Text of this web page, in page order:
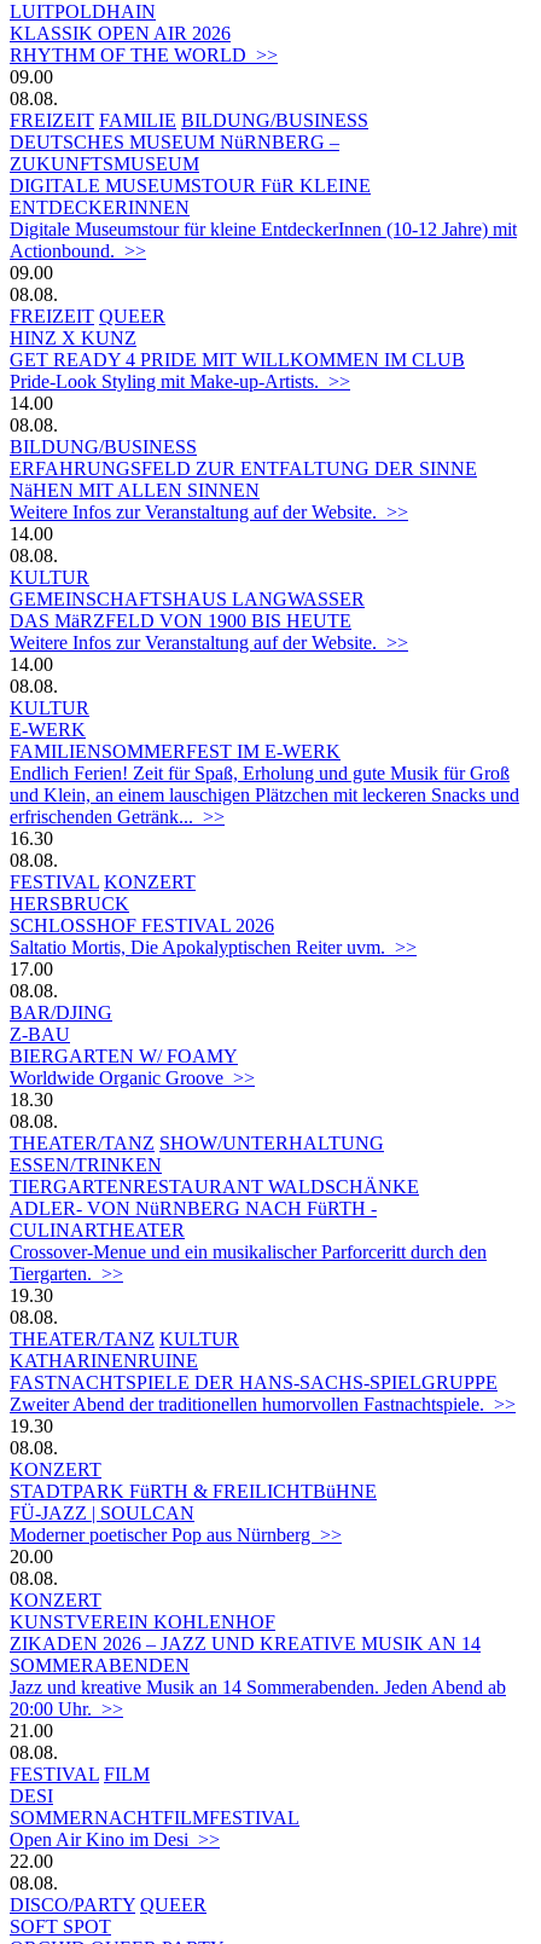
LUITPOLDHAIN
KLASSIK OPEN AIR 2026
RHYTHM OF THE WORLD >>
09.00
08.08.
FREIZEIT FAMILIE BILDUNG/BUSINESS
DEUTSCHES MUSEUM NüRNBERG –
ZUKUNFTSMUSEUM
DIGITALE MUSEUMSTOUR FüR KLEINE
ENTDECKERINNEN
Digitale Museumstour für kleine EntdeckerInnen (10-12 Jahre) mit
Actionbound. >>
09.00
08.08.
FREIZEIT QUEER
HINZ X KUNZ
GET READY 4 PRIDE MIT WILLKOMMEN IM CLUB
Pride-Look Styling mit Make-up-Artists. >>
14.00
08.08.
BILDUNG/BUSINESS
ERFAHRUNGSFELD ZUR ENTFALTUNG DER SINNE
NäHEN MIT ALLEN SINNEN
Weitere Infos zur Veranstaltung auf der Website. >>
14.00
08.08.
KULTUR
GEMEINSCHAFTSHAUS LANGWASSER
DAS MäRZFELD VON 1900 BIS HEUTE
Weitere Infos zur Veranstaltung auf der Website. >>
14.00
08.08.
KULTUR
E-WERK
FAMILIENSOMMERFEST IM E-WERK
Endlich Ferien! Zeit für Spaß, Erholung und gute Musik für Groß
und Klein, an einem lauschigen Plätzchen mit leckeren Snacks und
erfrischenden Getränk... >>
16.30
08.08.
FESTIVAL KONZERT
HERSBRUCK
SCHLOSSHOF FESTIVAL 2026
Saltatio Mortis, Die Apokalyptischen Reiter uvm. >>
17.00
08.08.
BAR/DJING
Z-BAU
BIERGARTEN W/ FOAMY
Worldwide Organic Groove >>
18.30
08.08.
THEATER/TANZ SHOW/UNTERHALTUNG
ESSEN/TRINKEN
TIERGARTEN­RESTAURANT WALDSCHÄNKE
ADLER- VON NüRNBERG NACH FüRTH -
CULINARTHEATER
Crossover-Menue und ein musikalischer Parforceritt durch den
Tiergarten. >>
19.30
08.08.
THEATER/TANZ KULTUR
KATHARINENRUINE
FASTNACHTSPIELE DER HANS-SACHS-SPIELGRUPPE
Zweiter Abend der traditionellen humorvollen Fastnachtspiele. >>
19.30
08.08.
KONZERT
STADTPARK FüRTH & FREILICHTBüHNE
FÜ-JAZZ | SOULCAN
Moderner poetischer Pop aus Nürnberg >>
20.00
08.08.
KONZERT
KUNSTVEREIN KOHLENHOF
ZIKADEN 2026 – JAZZ UND KREATIVE MUSIK AN 14
SOMMERABENDEN
Jazz und kreative Musik an 14 Sommerabenden. Jeden Abend ab
20:00 Uhr. >>
21.00
08.08.
FESTIVAL FILM
DESI
SOMMERNACHTFILMFESTIVAL
Open Air Kino im Desi >>
22.00
08.08.
DISCO/PARTY QUEER
SOFT SPOT